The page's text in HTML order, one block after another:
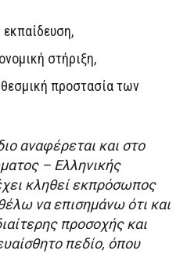
στήριξη,
προστασία των
αναφέρεται και στο
– Ελληνικής
κληθεί εκπρόσωπος
να επισημάνω ότι και
προσοχής και
πεδίο, όπου